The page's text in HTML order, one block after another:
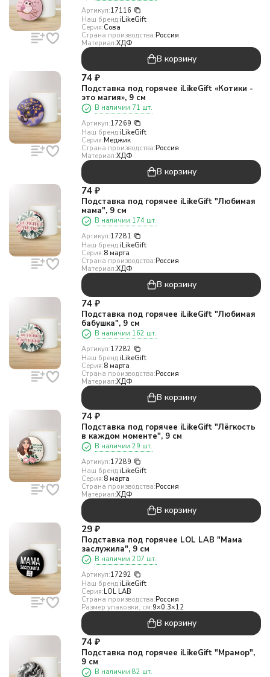
Артикул:17116
Наш бренд:iLikeGift
Серия:Сова
Страна производства:Россия
Материал:ХДФ
В корзину
74 ₽
Подставка под горячее iLikeGift «Котики -
это магия», 9 см
В наличии 71 шт.
Артикул:17269
Наш бренд:iLikeGift
Серия:Меджик
Страна производства:Россия
Материал:ХДФ
В корзину
74 ₽
Подставка под горячее iLikeGift "Любимая
мама", 9 см
В наличии 174 шт.
Артикул:17281
Наш бренд:iLikeGift
Серия:8 марта
Страна производства:Россия
Материал:ХДФ
В корзину
74 ₽
Подставка под горячее iLikeGift "Любимая
бабушка", 9 см
В наличии 162 шт.
Артикул:17282
Наш бренд:iLikeGift
Серия:8 марта
Страна производства:Россия
Материал:ХДФ
В корзину
74 ₽
Подставка под горячее iLikeGift "Лёгкость
в каждом моменте", 9 см
В наличии 29 шт.
Артикул:17289
Наш бренд:iLikeGift
Серия:8 марта
Страна производства:Россия
Материал:ХДФ
В корзину
29 ₽
Подставка под горячее LOL LAB "Мама
заслужила", 9 см
В наличии 207 шт.
Артикул:17292
Наш бренд:iLikeGift
Серия:LOL LAB
Страна производства:Россия
Размер упаковки, см:9×0.3×12
В корзину
74 ₽
Подставка под горячее iLikeGift "Мрамор",
9 см
В наличии 82 шт.